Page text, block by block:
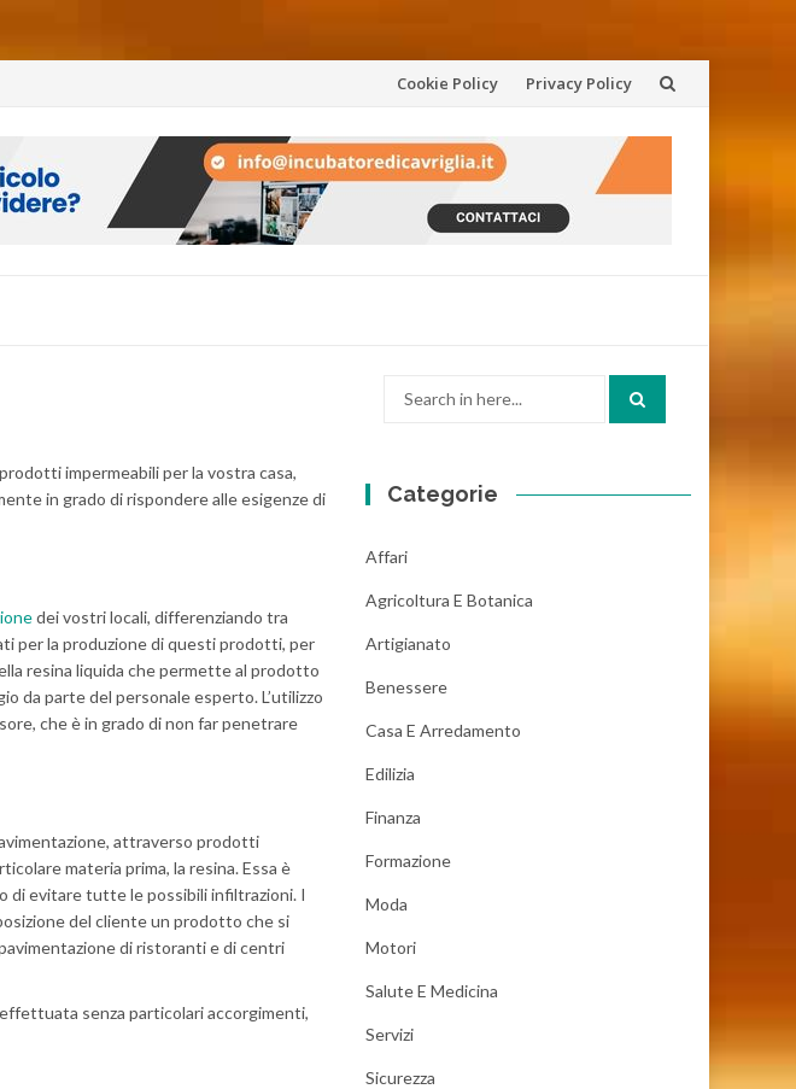
Skip
content
Cookie Policy Privacy Policy
impermeabili per la vostra casa,
in grado di rispondere alle esigenze di
dei vostri locali, differenziando tra
per la produzione di questi prodotti, per
resina liquida che permette al prodotto
da parte del personale esperto. L’utilizzo
che è in grado di non far penetrare
attraverso prodotti
materia prima, la resina. Essa è
di evitare tutte le possibili infiltrazioni. I
del cliente un prodotto che si
di ristoranti e di centri
senza particolari accorgimenti,
Categorie
Affari
Agricoltura E Botanica
Artigianato
Benessere
Casa E Arredamento
Edilizia
Finanza
Formazione
Moda
Motori
Salute E Medicina
Servizi
Sicurezza